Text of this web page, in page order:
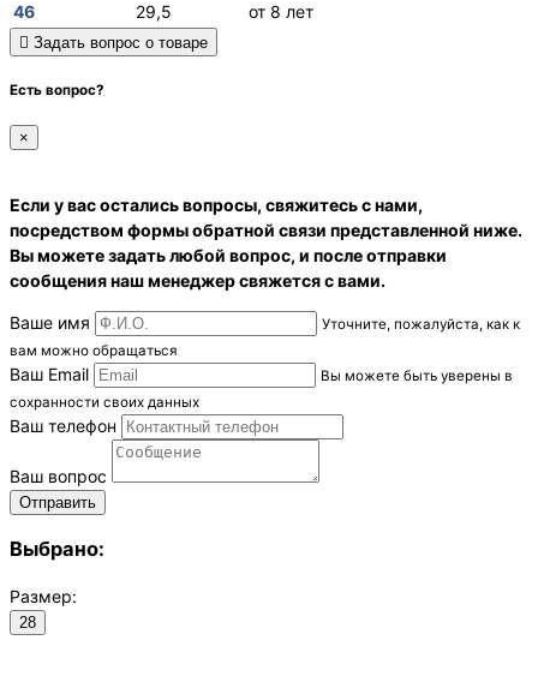
46
29,5 от 8 лет
Задать вопрос о товаре
Есть вопрос?
×
Если у вас остались вопросы, свяжитесь с нами,
посредством формы обратной связи представленной ниже.
Вы можете задать любой вопрос, и после отправки
сообщения наш менеджер свяжется с вами.
Ваше имя
Уточните, пожалуйста, как к
вам можно обращаться
Ваш Email
Вы можете быть уверены в
сохранности своих данных
Ваш телефон
Ваш вопрос
Выбрано:
Размер:
28